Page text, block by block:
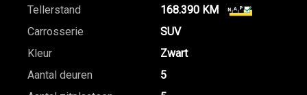
Tellerstand
168.390 KM
Carrosserie
SUV
Kleur
Zwart
Aantal deuren
5